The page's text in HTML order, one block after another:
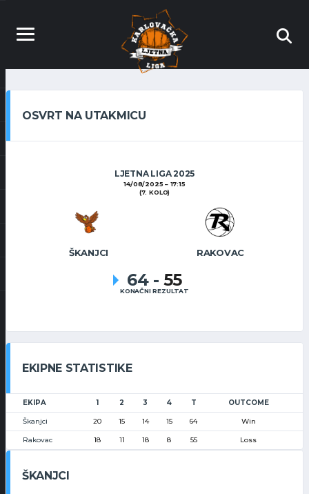
OSVRT NA UTAKMICU
LJETNA LIGA 2025
14/08/2025
17:15
(7. KOLO)
ŠKANJCI RAKOVAC
64 - 55
KONAČNI REZULTAT
EKIPNE STATISTIKE
EKIPA 1 2 3 4 T OUTCOME
Škanjci 20 15 14 15 64 Win
Rakovac 18 11 18 8 55 Loss
ŠKANJCI